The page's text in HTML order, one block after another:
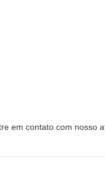
em contato com nosso